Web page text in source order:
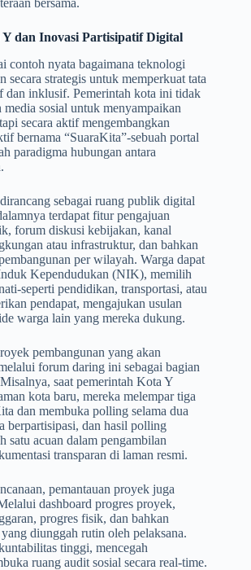
Y dan Inovasi Partisipatif Digital
contoh nyata bagaimana teknologi
secara strategis untuk memperkuat tata
dan inklusif. Pemerintah kota ini tidak
media sosial untuk menyampaikan
secara aktif mengembangkan
bernama “SuaraKita”-sebuah portal
paradigma hubungan antara
sebagai ruang publik digital
terdapat fitur pengajuan
forum diskusi kebijakan, kanal
atau infrastruktur, dan bahkan
per wilayah. Warga dapat
Kependudukan (NIK), memilih
seperti pendidikan, transportasi, atau
pendapat, mengajukan usulan
warga lain yang mereka dukung.
pembangunan yang akan
forum daring ini sebagai bagian
saat pemerintah Kota Y
kota baru, mereka melempar tiga
dan membuka polling selama dua
berpartisipasi, dan hasil polling
satu acuan dalam pengambilan
transparan di laman resmi.
pemantauan proyek juga
dashboard progres proyek,
progres fisik, dan bahkan
diunggah rutin oleh pelaksana.
tinggi, mencegah
ruang audit sosial secara real-time.